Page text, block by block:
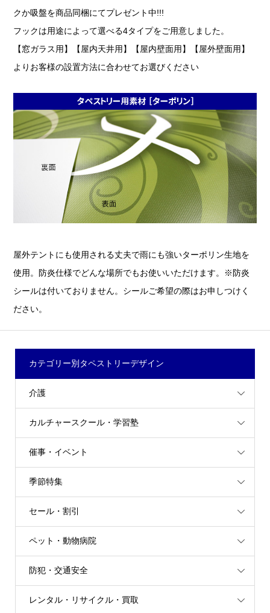
クか吸盤を商品同梱にてプレゼント中!!!
フックは用途によって選べる4タイプをご用意しました。
【窓ガラス用】【屋内天井用】【屋内壁面用】【屋外壁面用】
よりお客様の設置方法に合わせてお選びください
屋外テントにも使用される丈夫で雨にも強いターポリン生地を
使用。防炎仕様でどんな場所でもお使いいただけます。※防炎
シールは付いておりません。シールご希望の際はお申しつけく
ださい。
カテゴリー別タペストリーデザイン
介護
カルチャースクール・学習塾
催事・イベント
季節特集
セール・割引
ペット・動物病院
防犯・交通安全
レンタル・リサイクル・買取